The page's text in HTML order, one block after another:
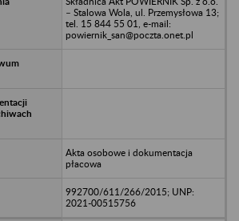
– Stalowa Wola, ul. Przemysłowa 13;
tel. 15 844 55 01, e-mail:
powiernik_san@poczta.onet.pl
Akta osobowe i dokumentacja
płacowa
992700/611/266/2015; UNP:
2021-00515756